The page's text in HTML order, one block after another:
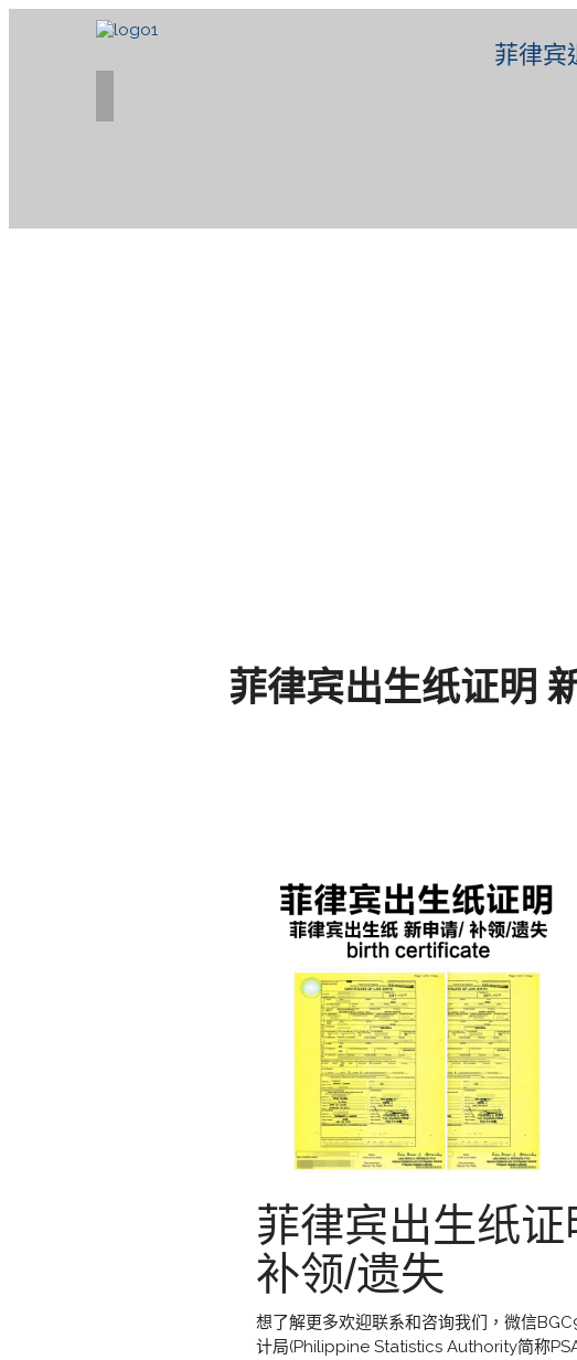
菲律宾
菲律宾出生纸证明
菲律宾出生纸
补领/遗失
想了解更多欢迎联系和咨询我们，微信
计局(Philippine Statistics Authority简称